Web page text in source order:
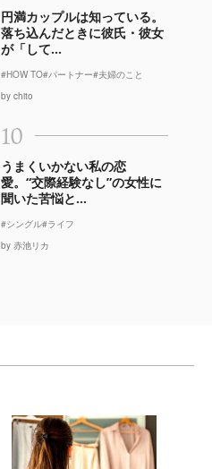
円満カップルは知っている。
落ち込んだときに彼氏・彼女
が「して...
#HOW TO#パートナー#夫婦のこと
by chito
10
うまくいかない私の恋
愛。“交際経験なし”の女性に
聞いた苦悩と...
#シングル#ライフ
by 赤池リカ